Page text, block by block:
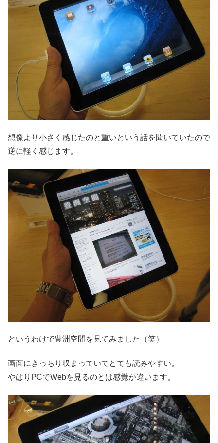
想像より小さく感じたのと重いという話を聞いていたので
逆に軽く感じます。
というわけで豊洲空間を見てみました（笑）
画面にきっちり収まっていてとても読みやすい。
やはりPCでWebを見るのとは感覚が違います。